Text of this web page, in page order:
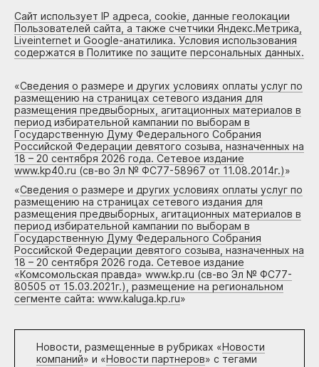
Сайт использует IP адреса, cookie, данные геолокации
Пользователей сайта, а также счетчики Яндекс.Метрика,
Liveinternet и Google-анатилика. Условия использования
содержатся в Политике по защите персональных данных.
«Сведения о размере и других условиях оплаты услуг по
размещению на страницах сетевого издания для
размещения предвыборных, агитационных материалов в
период избирательной кампании по выборам в
Государственную Думу Федерального Собрания
Российской Федерации девятого созыва, назначенных на
18 – 20 сентября 2026 года. Сетевое издание
www.kp40.ru (св-во Эл № ФС77-58967 от 11.08.2014г.)»
«Сведения о размере и других условиях оплаты услуг по
размещению на страницах сетевого издания для
размещения предвыборных, агитационных материалов в
период избирательной кампании по выборам в
Государственную Думу Федерального Собрания
Российской Федерации девятого созыва, назначенных на
18 – 20 сентября 2026 года. Сетевое издание
«Комсомольская правда» www.kp.ru (св-во Эл № ФС77-
80505 от 15.03.2021г.), размещение на региональном
сегменте сайта: www.kaluga.kp.ru»
Новости, размещенные в рубриках «Новости
компаний» и «Новости партнеров» с тегами